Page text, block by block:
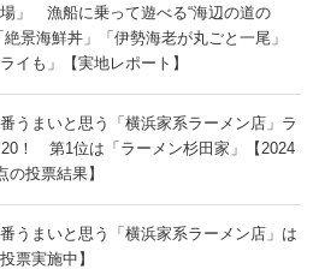
場」 漁船に乗って遊べる“海辺の道の
絶景海鮮丼」「伊勢海老が丸ごと一尾」
イも」【実地レポート】
うまいと思う「横浜家系ラーメン店」ラ
！ 第1位は「ラーメン杉田家」【2024
の投票結果】
うまいと思う「横浜家系ラーメン店」は
票実施中】